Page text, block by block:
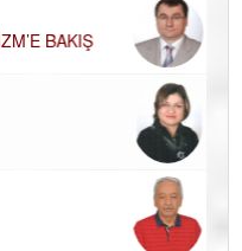
BAKIŞ